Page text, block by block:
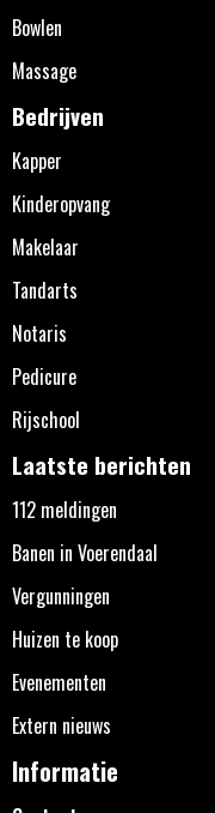
Bowlen
Massage
Bedrijven
Kapper
Kinderopvang
Makelaar
Tandarts
Notaris
Pedicure
Rijschool
Laatste berichten
112 meldingen
Banen in Voerendaal
Vergunningen
Huizen te koop
Evenementen
Extern nieuws
Informatie